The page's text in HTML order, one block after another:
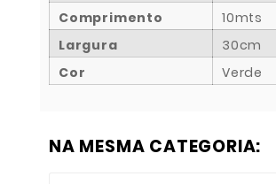
Comprimento
10mts
Largura
30cm
Cor
Verde
NA MESMA CATEGORIA: